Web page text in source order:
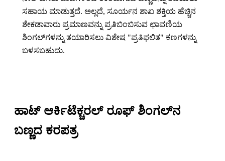
ಸಹಾಯ ಮಾಡುತ್ತದೆ. ಅಲ್ಲದೆ, ಸೂರ್ಯನ ಶಾಖ ಶಕ್ತಿಯ ಹೆಚ್ಚಿನ
ಶೇಕಡಾವಾರು ಪ್ರಮಾಣವನ್ನು ಪ್ರತಿಬಿಂಬಿಸುವ ಛಾವಣಿಯ
ಶಿಂಗಲ್‌ಗಳನ್ನು ತಯಾರಿಸಲು ವಿಶೇಷ "ಪ್ರತಿಫಲಿತ" ಕಣಗಳನ್ನು
ಬಳಸಬಹುದು.
ಹಾಟ್ ಆರ್ಕಿಟೆಕ್ಚರಲ್ ರೂಫ್ ಶಿಂಗಲ್‌ನ
ಬಣ್ಣದ ಕರಪತ್ರ